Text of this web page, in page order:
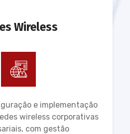
Wireless
e implementação
wireless corporativas
com gestão